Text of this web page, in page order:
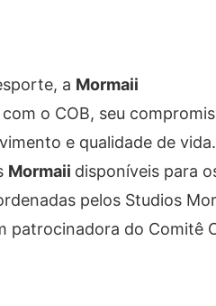
a Mormaii
o COB, seu
e qualidade de
Mormaii disponíveis para
pelos Studios
patrocinadora do Comitê